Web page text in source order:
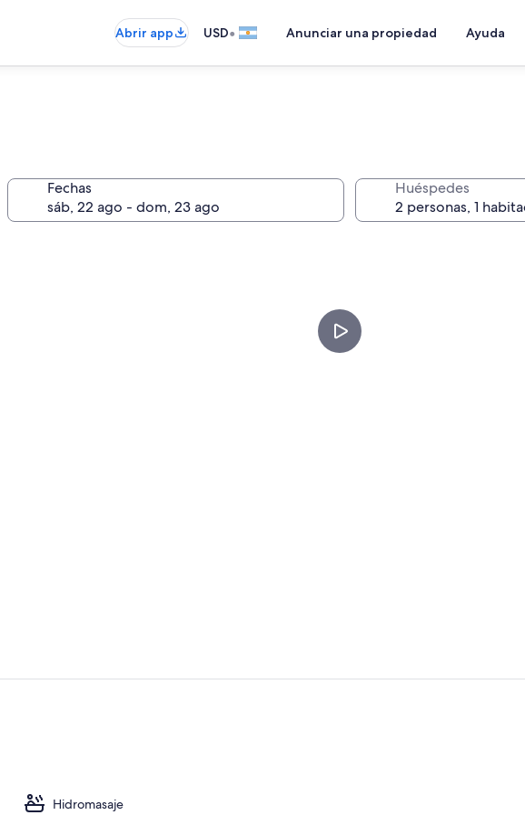
Abrir app USD• Anunciar una propiedad Ayuda
Fechas Huéspedes
Hidromasaje